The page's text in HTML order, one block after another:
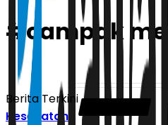
#campak
Berita Terkini
Kesehatan